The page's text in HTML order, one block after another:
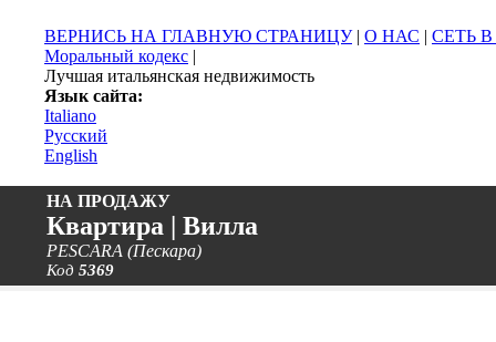
ВЕРНИСЬ НА ГЛАВНУЮ СТРАНИЦУ| О НАС | СЕТЬ
Моральный кодекс |
Лучшая итальянская недвижимость
Язык сайта:
Italiano
Русский
English
НА ПРОДАЖУ
Квартира | Вилла
PESCARA (Пескара)
Код 5369